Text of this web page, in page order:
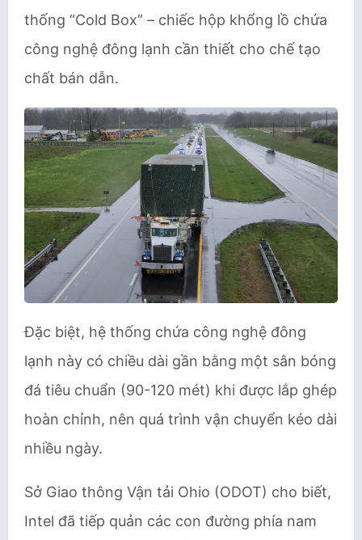
thống “Cold Box” – chiếc hộp khổng lồ chứa
công nghệ đông lạnh cần thiết cho chế tạo
chất bán dẫn.
Đặc biệt, hệ thống chứa công nghệ đông
lạnh này có chiều dài gần bằng một sân bóng
đá tiêu chuẩn (90-120 mét) khi được lắp ghép
hoàn chỉnh, nên quá trình vận chuyển kéo dài
nhiều ngày.
Sở Giao thông Vận tải Ohio (ODOT) cho biết,
Intel đã tiếp quản các con đường phía nam